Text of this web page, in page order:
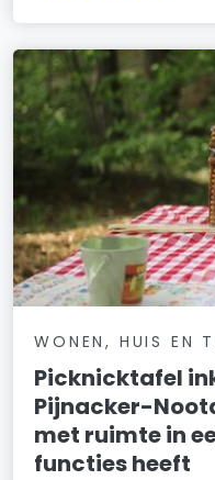
WONEN, HUIS EN
Picknicktafel
Pijnacker-
met ruimte in
functies heeft